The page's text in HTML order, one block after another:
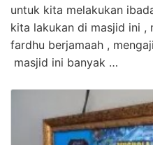
untuk kita melakukan
kita lakukan di masjid ini ,
fardhu berjamaah ,
masjid ini banyak …